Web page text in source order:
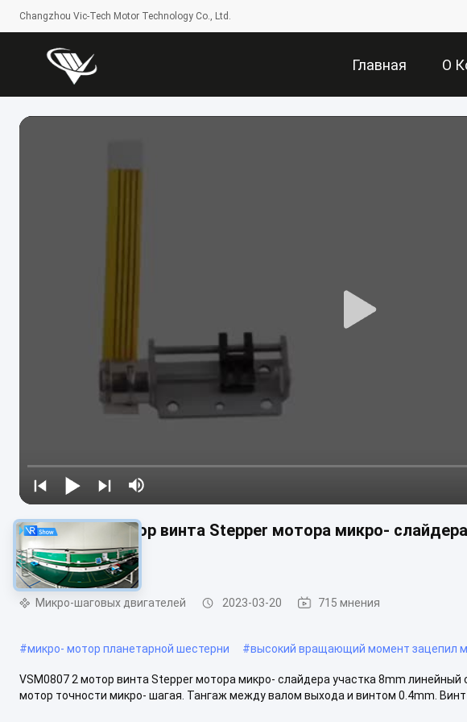
Changzhou Vic-Tech Motor Technology Co., Ltd.
Главная О
VSM0807 2 мотор винта Stepper мотора микро-
кронштейном
Микро-шаговых двигателей 2023-03-20 715 мнения
#микро- мотор планетарной шестерни #высокий вращающий момент зацепил
VSM0807 2 мотор винта Stepper мотора микро- слайдера участка 8mm
мотор точности микро- шагая. Тангаж между валом выхода и винтом 0.4mm. Винт